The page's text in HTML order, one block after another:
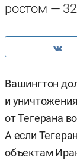
ростом —
Вашингтон
и
от Тегерана
А если
объектам